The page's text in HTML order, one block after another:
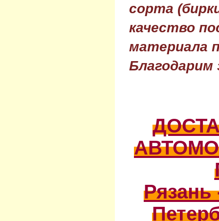
сорта
качество
материала
Благодарим
Рязань